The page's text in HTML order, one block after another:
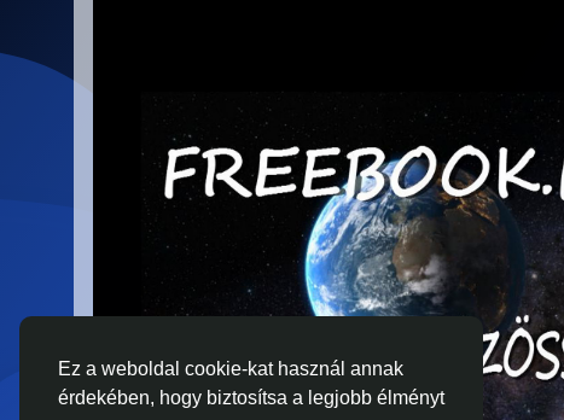
Ez a weboldal cookie-kat használ annak
érdekében, hogy biztosítsa a legjobb élményt